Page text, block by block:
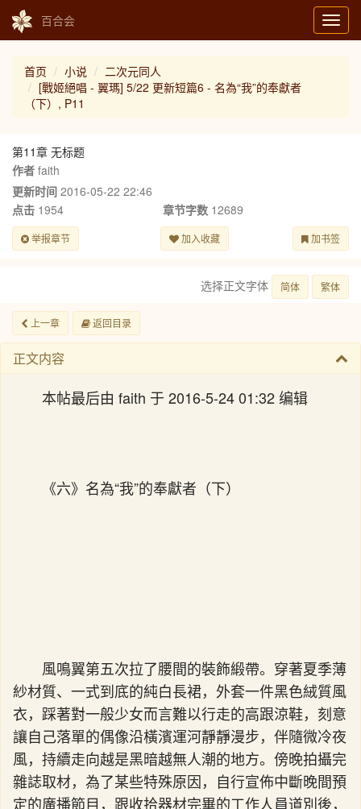
百合会
首页 小说
二次元同人
[戰姬絕唱 - 翼瑪] 5/22 更新短篇6 - 名為“我”的奉獻者
（下）, P11
第11章 无标题
作者 faith
更新时间 2016-05-22 22:46
点击 1954 章节字数12689
举报章节 加入收藏 加书签
选择正文字体 简体 繁体
上一章 返回目录
正文内容
本帖最后由 faith 于 2016-5-24 01:32 编辑
《六》名為“我”的奉獻者（下）
風鳴翼第五次拉了腰間的裝飾緞帶。穿著夏季薄
紗材質、一式到底的純白長裙，外套一件黑色絨質風
衣，踩著對一般少女而言難以行走的高跟涼鞋，刻意
讓自己落單的偶像沿橫濱運河靜靜漫步，伴隨微冷夜
風，持續走向越是黑暗越無人潮的地方。傍晚拍攝完
雜誌取材，為了某些特殊原因，自行宣佈中斷晚間預
定的廣播節目，跟收拾器材完畢的工作人員道別後，